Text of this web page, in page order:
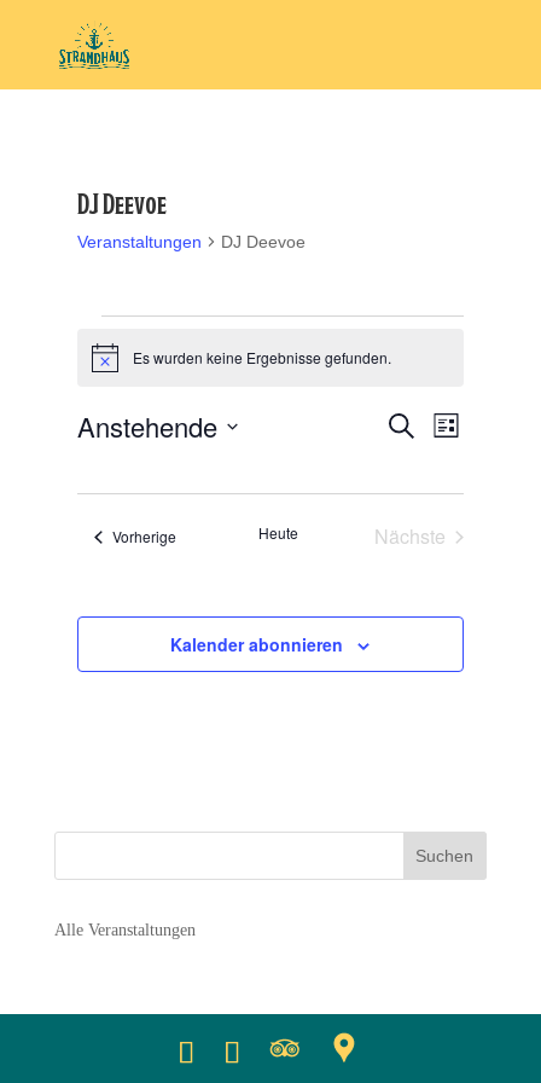
DJ Deevoe
Veranstaltungen DJ Deevoe
HinweisEs wurden keine Ergebnisse gefunden.
und
Navigation
Suche
Liste
Anstehende
Vorherige Veranstaltungen
Heute
Nächste
Kalender abonnieren
Alle Veranstaltungen